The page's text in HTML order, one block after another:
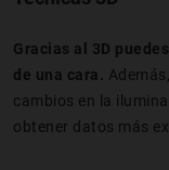
Gracias al 3D
de una cara.
cambios en la
obtener datos más